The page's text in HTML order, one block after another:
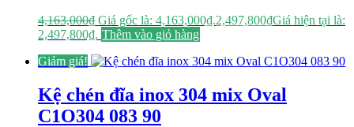
4,163,000₫ Giá gốc là: 4,163,000₫.2,497,800₫Giá hiện tại là:
2,497,800₫. Thêm vào giỏ hàng
Giảm giá!
Kệ chén đĩa inox 304 mix Oval
C1O304 083 90